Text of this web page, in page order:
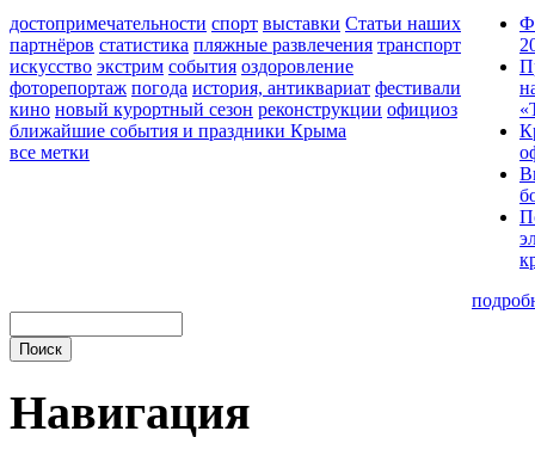
достопримечательности спорт выставки Статьи наших
партнёров статистика пляжные развлечения транспорт
искусство экстрим события оздоровление
фоторепортаж погода история, антиквариат фестивали
кино новый курортный сезон реконструкции официоз
ближайшие события и праздники Крыма
все метки
Навигация